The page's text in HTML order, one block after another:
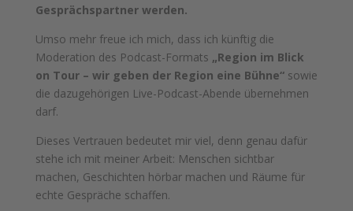
Gesprächspartner werden.
Umso mehr freue ich mich, dass ich künftig die
Moderation des Podcast-Formats „Region im Blick
on Tour – wir geben der Region eine Bühne“sowie
die dazugehörigen Live-Podcast-Abende übernehmen
darf.
Dieses Vertrauen bedeutet mir viel, denn genau dafür
stehe ich mit meiner Arbeit: Menschen sichtbar
machen, Geschichten hörbar machen und Räume für
echte Gespräche schaffen.